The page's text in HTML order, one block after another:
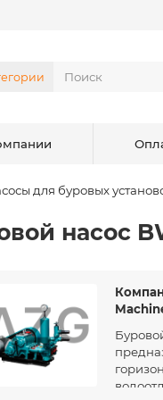
для буровых
насос